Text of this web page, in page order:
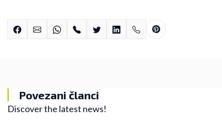
Povezani članci
Discover the latest news!